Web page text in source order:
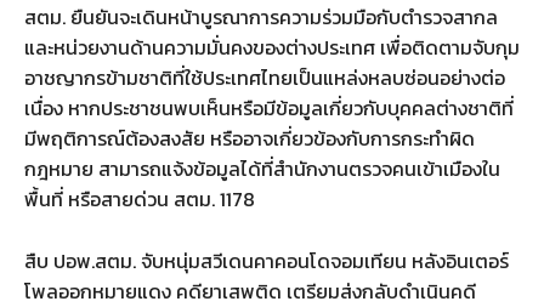
สตม. ยืนยันจะเดินหน้าบูรณาการความร่วมมือกับตำรวจสากล
และหน่วยงานด้านความมั่นคงของต่างประเทศ เพื่อติดตามจับกุม
อาชญากรข้ามชาติที่ใช้ประเทศไทยเป็นแหล่งหลบซ่อนอย่างต่อ
เนื่อง หากประชาชนพบเห็นหรือมีข้อมูลเกี่ยวกับบุคคลต่างชาติที่
มีพฤติการณ์ต้องสงสัย หรืออาจเกี่ยวข้องกับการกระทำผิด
กฎหมาย สามารถแจ้งข้อมูลได้ที่สำนักงานตรวจคนเข้าเมืองใน
พื้นที่ หรือสายด่วน สตม. 1178
สืบ ปอพ.สตม. จับหนุ่มสวีเดนคาคอนโดจอมเทียน หลังอินเตอร์
โพลออกหมายแดง คดียาเสพติด เตรียมส่งกลับดำเนินคดี